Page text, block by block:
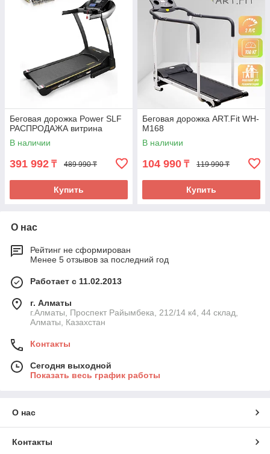
Беговая дорожка Power SLF
РАСПРОДАЖА витрина
В наличии
391 992 ₸ 489 990 ₸
Купить
Беговая дорожка ART.Fit WH-
M168
В наличии
104 990 ₸ 119 990 ₸
Купить
О нас
Рейтинг не сформирован
Менее 5 отзывов за последний год
Работает с 11.02.2013
г. Алматы
г.Алматы, Проспект Райымбека, 212/14 к4, 44 склад,
Алматы, Казахстан
Контакты
Сегодня выходной
Показать весь график работы
О нас
Контакты